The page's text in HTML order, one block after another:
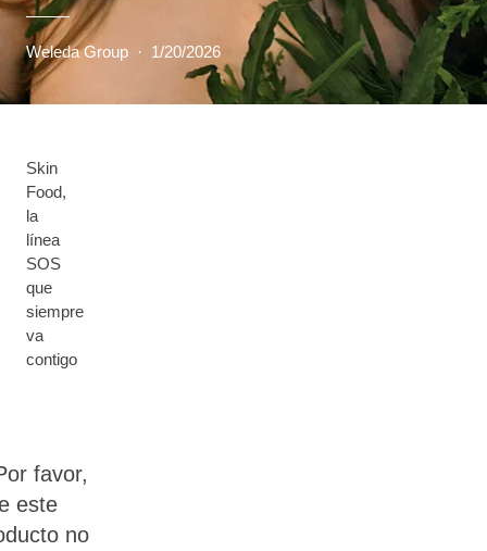
Weleda Group · 1/20/2026
Skin
Food,
la
línea
SOS
que
siempre
va
contigo
favor,
este
no